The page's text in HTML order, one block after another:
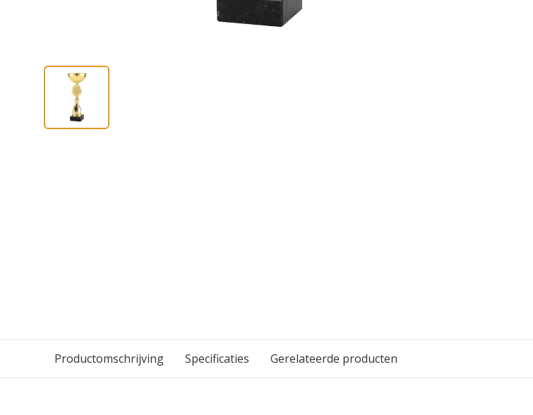
Productomschrijving Specificaties Gerelateerde producten